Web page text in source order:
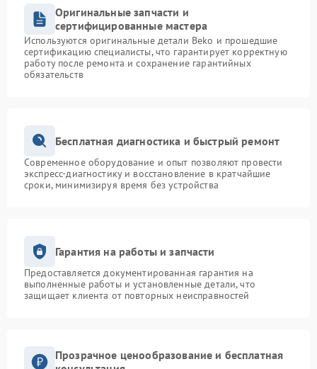
Оригинальные запчасти и
сертифицированные мастера
Используются оригинальные детали Beko и прошедшие
сертификацию специалисты, что гарантирует корректную
работу после ремонта и сохранение гарантийных
обязательств
Бесплатная диагностика и быстрый ремонт
Современное оборудование и опыт позволяют провести
экспресс-диагностику и восстановление в кратчайшие
сроки, минимизируя время без устройства
Гарантия на работы и запчасти
Предоставляется документированная гарантия на
выполненные работы и установленные детали, что
защищает клиента от повторных неисправностей
Прозрачное ценообразование и бесплатная